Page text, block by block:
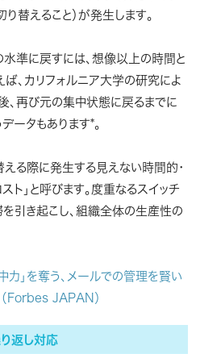
替えること）が発生します。
準に戻すには、想像以上の時間と
、カリフォルニア大学の研究によ
、再び元の集中状態に戻るまでに
ータもあります*。
える際に発生する見えない時間的・
ト」と呼びます。度重なるスイッチ
を引き起こし、組織全体の生産性の
」を奪う、メールでの管理を賢い
Forbes JAPAN）
返し対応